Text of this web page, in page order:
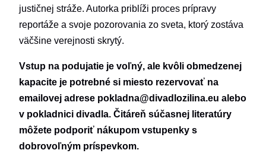
justičnej stráže. Autorka priblíži proces prípravy
reportáže a svoje pozorovania zo sveta, ktorý zostáva
väčšine verejnosti skrytý.
Vstup na podujatie je voľný, ale kvôli obmedzenej
kapacite je potrebné si miesto rezervovať na
emailovej adrese pokladna@divadlozilina.eu alebo
v pokladnici divadla. Čitáreň súčasnej literatúry
môžete podporiť nákupom vstupenky s
dobrovoľným príspevkom.